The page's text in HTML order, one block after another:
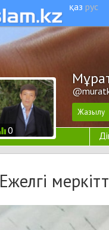
қаз рус
0
Ежелгі